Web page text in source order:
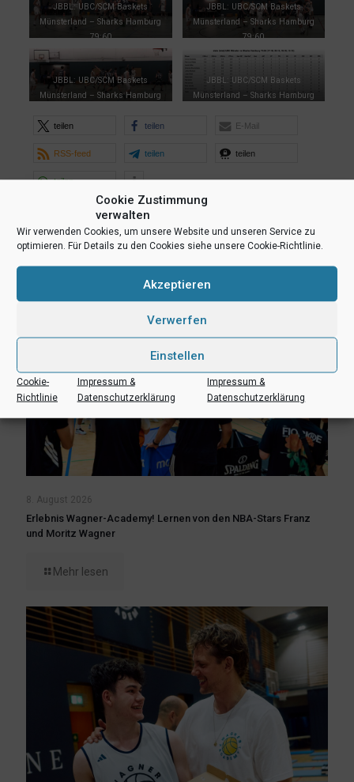
Cookie Zustimmung
verwalten
Wir verwenden Cookies, um unsere Website und unseren Service zu
optimieren. Für Details zu den Cookies siehe unsere Cookie-Richtlinie.
Akzeptieren
Verwerfen
Einstellen
Cookie-
Richtlinie
Impressum &
Datenschutzerklärung
Impressum &
Datenschutzerklärung
JBBL: UBC/SCM Baskets
Münsterland – Sharks Hamburg
79:60
JBBL: UBC/SCM Baskets
Münsterland – Sharks Hamburg
79:60
JBBL: UBC/SCM Baskets
Münsterland – Sharks Hamburg
JBBL: UBC/SCM Baskets
Münsterland – Sharks Hamburg
teilen teilen E-Mail
RSS-feed teilen teilen
teilen
Ähnliche Beiträge
8. August 2026
Erlebnis Wagner-Academy! Lernen von den NBA-Stars Franz
und Moritz Wagner
Mehr lesen